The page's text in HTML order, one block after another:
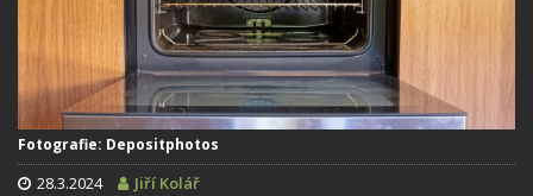
Fotografie: Depositphotos
28.3.2024 Jiří Kolář